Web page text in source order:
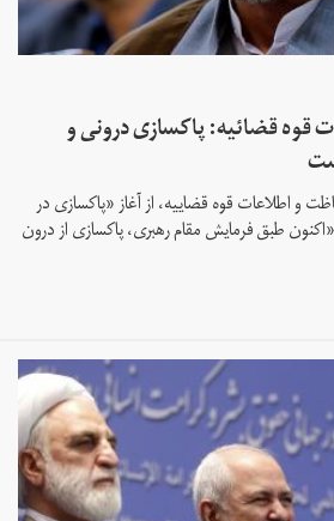
قضائیه: پاکسازی درونی و
و اطلاعات قوه قضاییه، از آغاز «پاکسازی در
طبق فرمایش مقام رهبری، پاکسازی از درون